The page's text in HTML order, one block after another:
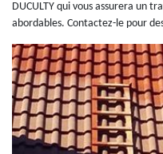
DUCULTY qui vous assurera un
abordables. Contactez-le pour